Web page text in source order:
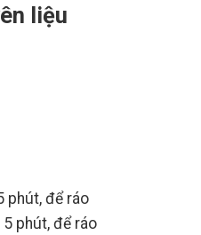
liệu
phút, để ráo
phút, để ráo